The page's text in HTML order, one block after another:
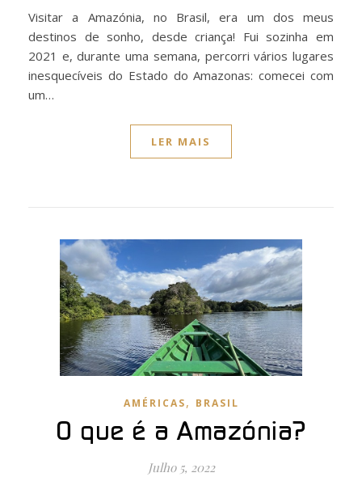
Visitar a Amazónia, no Brasil, era um dos meus
destinos de sonho, desde criança! Fui sozinha em
2021 e, durante uma semana, percorri vários lugares
inesquecíveis do Estado do Amazonas: comecei com
um…
LER MAIS
AMÉRICAS, BRASIL
O que é a Amazónia?
Julho 5, 2022